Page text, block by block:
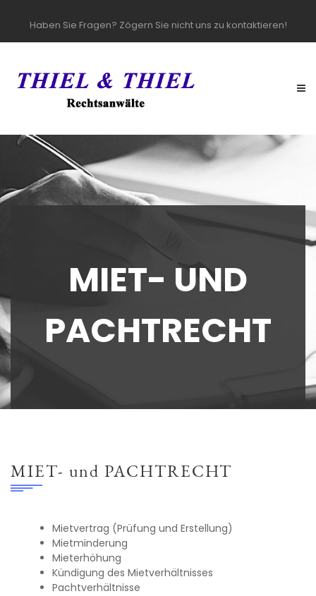
Haben Sie Fragen? Zögern Sie nicht uns zu kontaktieren!
MIET- UND
PACHTRECHT
MIET- und PACHTRECHT
Mietvertrag (Prüfung und Erstellung)
Mietminderung
Mieterhöhung
Kündigung des Mietverhältnisses
Pachtverhältnisse